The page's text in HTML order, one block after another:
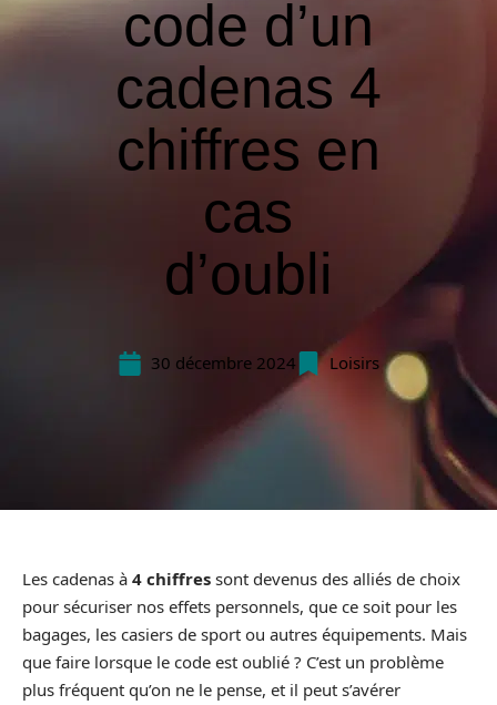
code d’un
cadenas 4
chiffres en
cas
d’oubli
30 décembre 2024 Loisirs
Les cadenas à 4 chiffres sont devenus des alliés de choix
pour sécuriser nos effets personnels, que ce soit pour les
bagages, les casiers de sport ou autres équipements. Mais
que faire lorsque le code est oublié ? C’est un problème
plus fréquent qu’on ne le pense, et il peut s’avérer